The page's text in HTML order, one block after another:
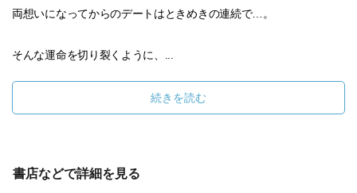
両想いになってからのデートはときめきの連続で…。
そんな運命を切り裂くように、...
続きを読む
書店などで詳細を見る